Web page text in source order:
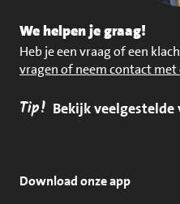
We helpen je graag!
Heb je een vraag of een
vragen of neem contact met
Tip! Bekijk veelgestelde
Download onze app